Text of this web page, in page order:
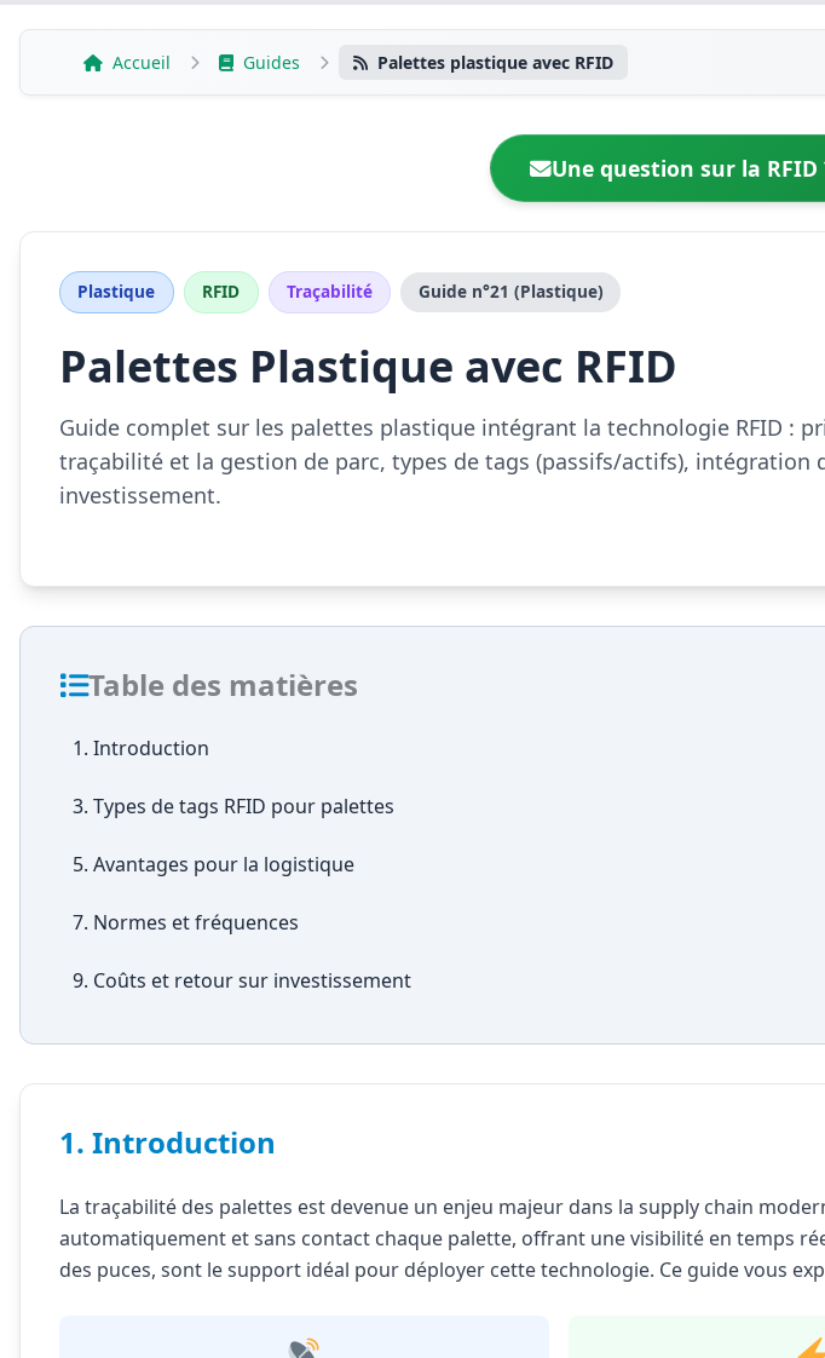
Aller
au
Accueil Guides Palettes plastique avec RFID
Une question sur la
Plastique RFID Traçabilité Guide n°21 (Plastique)
Palettes Plastique avec RFID
Guide complet sur les palettes plastique intégrant la technologie RFID :
traçabilité et la gestion de parc, types de tags (passifs/actifs),
investissement.
Table des matières
1. Introduction
3. Types de tags RFID pour palettes
5. Avantages pour la logistique
7. Normes et fréquences
9. Coûts et retour sur investissement
1. Introduction
La traçabilité des palettes est devenue un enjeu majeur dans la supply chain
automatiquement et sans contact chaque palette, offrant une visibilité en temps
des puces, sont le support idéal pour déployer cette technologie. Ce guide vous